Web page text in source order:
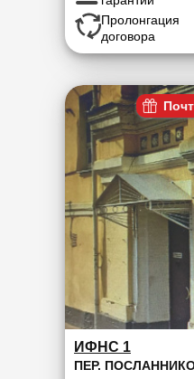
Пролонгация
договора
ИФНС 1
ПЕР.